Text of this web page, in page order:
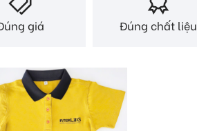
giá Đúng chất liệu